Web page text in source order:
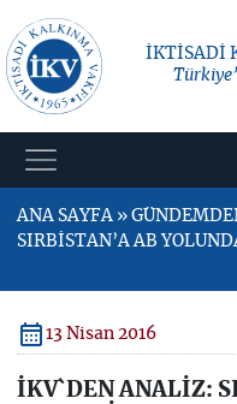
İKTİSADİ
ANA SAYFA »
SIRBİSTAN’A AB
13 Nisan 2016
İKV`DEN ANALİZ: